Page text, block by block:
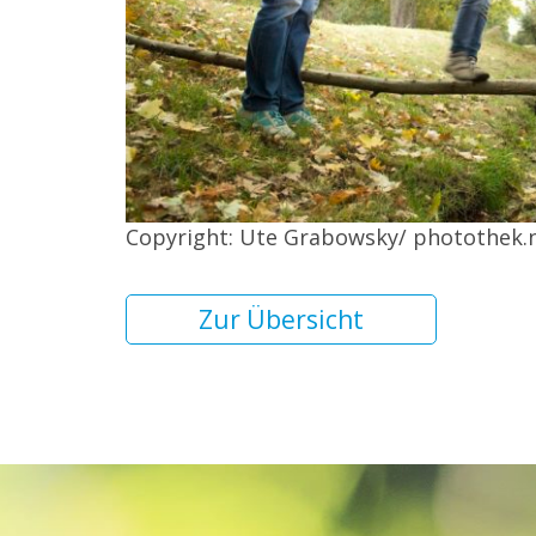
Copyright: Ute Grabowsky/
Zur Übersicht